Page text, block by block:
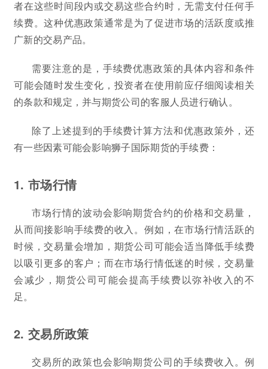
者在这些时间段内或交易这些合约时，无需支付任何手
续费。这种优惠政策通常是为了促进市场的活跃度或推
广新的交易产品。
需要注意的是，手续费优惠政策的具体内容和条件
可能会随时发生变化，投资者在使用前应仔细阅读相关
的条款和规定，并与期货公司的客服人员进行确认。
除了上述提到的手续费计算方法和优惠政策外，还
有一些因素可能会影响狮子国际期货的手续费：
1. 市场行情
市场行情的波动会影响期货合约的价格和交易量，
从而间接影响手续费的收入。例如，在市场行情活跃的
时候，交易量会增加，期货公司可能会适当降低手续费
以吸引更多的客户；而在市场行情低迷的时候，交易量
会减少，期货公司可能会提高手续费以弥补收入的不
足。
2. 交易所政策
交易所的政策也会影响期货公司的手续费收入。例